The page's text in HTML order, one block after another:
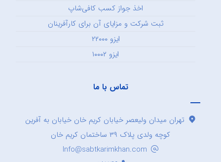
اخذ جواز کسب کافی‌شاپ
ثبت شرکت و مزایای آن برای کارآفرینان
ایزو ۲۲۰۰۰
ایزو ۱۰۰۰۲
تماس با ما
تهران میدان ولیعصر خیابان کریم خان خیابان به آفرین
کوچه ولدی پلاک ۳۹ ساختمان کریم خان
Info@sabtkarimkhan.com